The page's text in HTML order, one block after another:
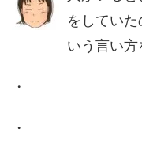
をしていた
いう言い
・
・